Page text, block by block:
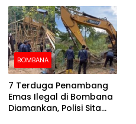
BOMBANA
7 Terduga Penambang
Emas Ilegal di Bombana
Diamankan, Polisi Sita